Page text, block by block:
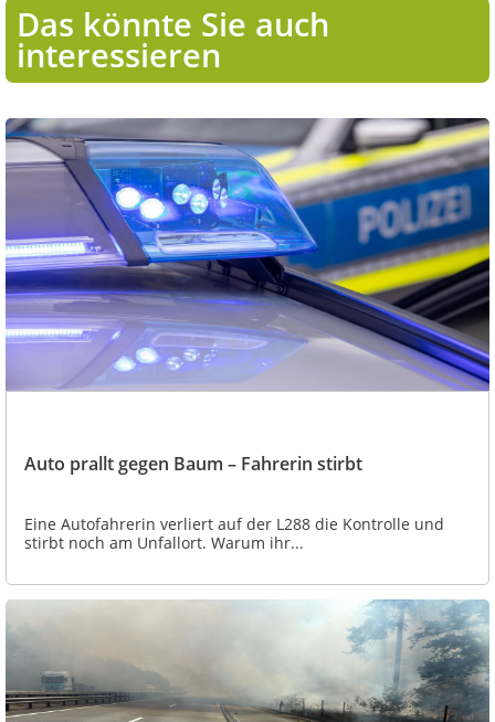
Das könnte Sie auch
interessieren
Auto prallt gegen Baum – Fahrerin stirbt
Eine Autofahrerin verliert auf der L288 die Kontrolle und
stirbt noch am Unfallort. Warum ihr...